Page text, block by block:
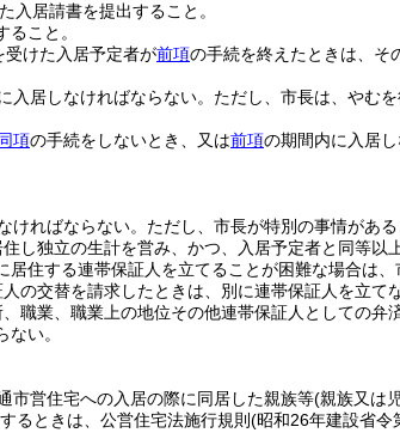
入居請書を提出すること。
こと。
けた入居予定者が前項の手続を終えたときは、そ
入居しなければならない。 ただし、市長は、やむ
項の手続をしないとき、又は前項の期間内に入居
ければならない。 ただし、市長が特別の事情があ
し独立の生計を営み、かつ、入居予定者と同等
居住する連帯保証人を立てることが困難な場合は
の交替を請求したときは、別に連帯保証人を立て
職業、職業上の地位その他連帯保証人としての
い。
市営住宅への入居の際に同居した親族等(親族又は
るときは、公営住宅法施行規則 (昭和26年建設省令